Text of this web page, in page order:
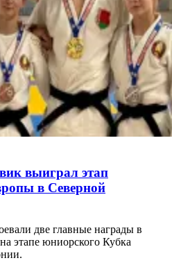
выиграл этап
в Северной
две главные награды в
этапе юниорского Кубка